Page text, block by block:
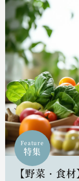
Feature
特集
【野菜・食